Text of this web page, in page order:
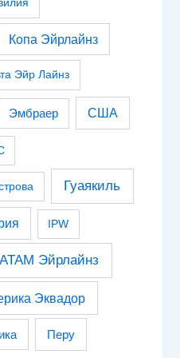
Копа Эйрлайнз
Эйр Лайнз
Эмбраер США
Гуаякиль
IPW
Эйрлайнз
Эквадор
Перу